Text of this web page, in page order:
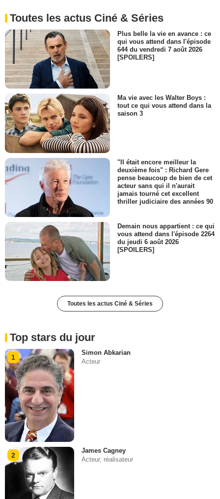
Toutes les actus Ciné & Séries
Plus belle la vie en avance : ce
qui vous attend dans l'épisode
644 du vendredi 7 août 2026
[SPOILERS]
Ma vie avec les Walter Boys :
tout ce qui vous attend dans la
saison 3
"Il était encore meilleur la
deuxième fois" : Richard Gere
pense beaucoup de bien de cet
acteur sans qui il n'aurait
jamais tourné cet excellent
thriller judiciaire des années 90
Demain nous appartient : ce qui
vous attend dans l'épisode 2264
du jeudi 6 août 2026
[SPOILERS]
Toutes les actus Ciné & Séries
Top stars du jour
1
Simon Abkarian
Acteur
2
James Cagney
Acteur, réalisateur